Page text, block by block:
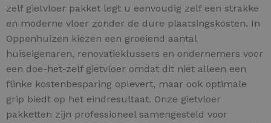
zelf gietvloer pakket legt u eenvoudig zelf een strakke
en moderne vloer zonder de dure plaatsingskosten. In
Oppenhuizen kiezen een groeiend aantal
huiseigenaren, renovatieklussers en ondernemers voor
een doe-het-zelf gietvloer omdat dit niet alleen een
flinke kostenbesparing oplevert, maar ook optimale
grip biedt op het eindresultaat. Onze gietvloer
pakketten zijn professioneel samengesteld voor